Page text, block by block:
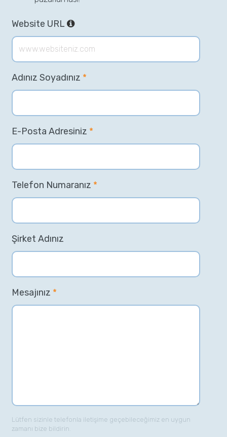
Website URL
Adınız Soyadınız *
E-Posta Adresiniz *
Telefon Numaranız *
Şirket Adınız
Mesajınız *
Lütfen sizinle telefonla iletişime geçebileceğimiz en uygun
zamanı bize bildirin.